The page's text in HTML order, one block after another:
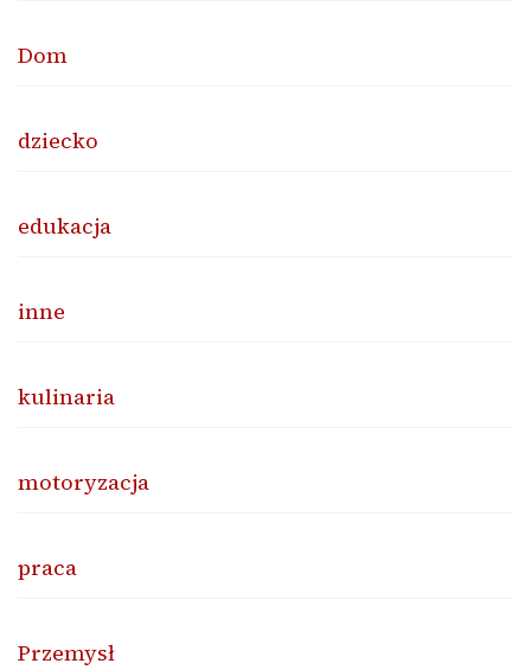
Dom
dziecko
edukacja
inne
kulinaria
motoryzacja
praca
Przemysł